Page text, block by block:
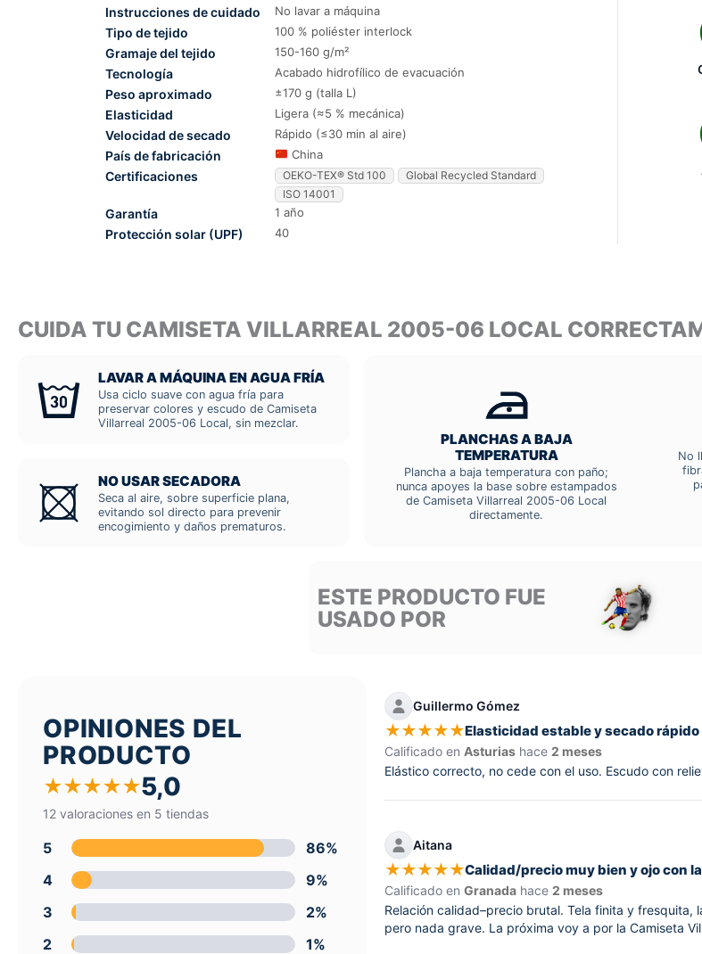
Instrucciones de cuidado No lavar a máquina
Tipo de tejido 100 % poliéster interlock
Gramaje del tejido 150-160 g/m²
Tecnología Acabado hidrofílico de evacuación
Peso aproximado ±170 g (talla L)
Elasticidad Ligera (≈5 % mecánica)
Velocidad de secado Rápido (≤30 min al aire)
País de fabricación China
Certificaciones OEKO-TEX® Std 100
Global Recycled Standard
ISO 14001
Garantía 1 año
Protección solar (UPF) 40
CUIDA TU CAMISETA VILLARREAL 2005-06 LOCAL
LAVAR A MÁQUINA EN AGUA FRÍA
Usa ciclo suave con agua fría para
preservar colores y escudo de Camiseta
Villarreal 2005-06 Local, sin mezclar.
NO USAR SECADORA
Seca al aire, sobre superficie plana,
evitando sol directo para prevenir
encogimiento y daños prematuros.
PLANCHAS A BAJA
TEMPERATURA
Plancha a baja temperatura con paño;
nunca apoyes la base sobre estampados
de Camiseta Villarreal 2005-06 Local
directamente.
No
ESTE PRODUCTO FUE
USADO POR
OPINIONES DEL
PRODUCTO
★★★★★5,0
12 valoraciones en 5 tiendas
5
86%
4
9%
3
2%
2
1%
Guillermo Gómez
★★★★★Elasticidad estable y secado rápido
Calificado en Asturias hace2 meses
Elástico correcto, no cede con el uso. Escudo con
Aitana
★★★★★Calidad/precio muy bien y ojo con
Calificado enGranada hace2 meses
Relación calidad–precio brutal. Tela finita y
pero nada grave. La próxima voy a por la Camiseta